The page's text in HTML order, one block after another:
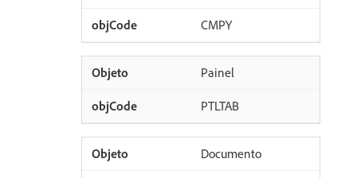
CMPY
Painel
PTLTAB
Documento